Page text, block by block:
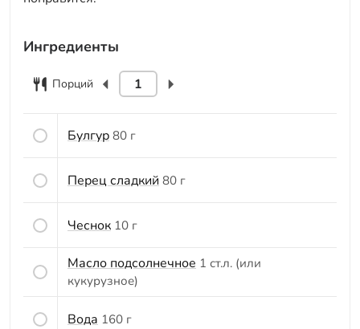
Ингредиенты
Порций
Булгур 80 г
Перец сладкий 80 г
Чеснок 10 г
Масло подсолнечное 1 ст.л. (или
кукурузное)
Вода 160 г